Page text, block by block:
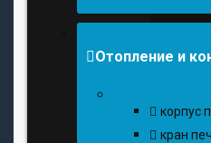
Отопление и
корпус
кран